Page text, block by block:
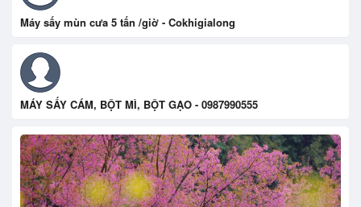
Máy sấy mùn cưa 5 tấn /giờ - Cokhigialong
MÁY SẤY CÁM, BỘT MÌ, BỘT GẠO - 0987990555